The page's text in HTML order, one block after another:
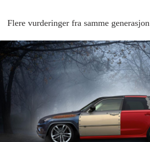
Flere vurderinger fra samme generasjon